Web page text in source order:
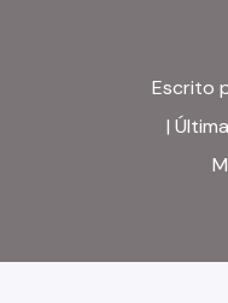
Escrito
|